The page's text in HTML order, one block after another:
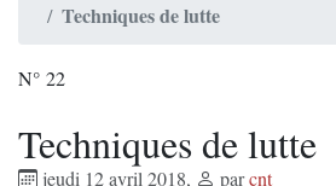
Techniques de lutte
N° 22
Techniques de lutte
jeudi 12 avril 2018, parcnt